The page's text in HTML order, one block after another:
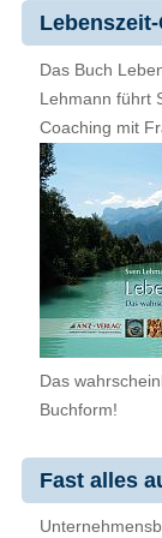
Das Buch
Lehmann führt
Coaching mit
Das
Buchform!
Fast alles